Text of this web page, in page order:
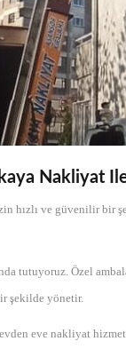
Nakliyat
hızlı ve güvenilir
tutuyoruz. Özel
şekilde yönetir.
eve nakliyat